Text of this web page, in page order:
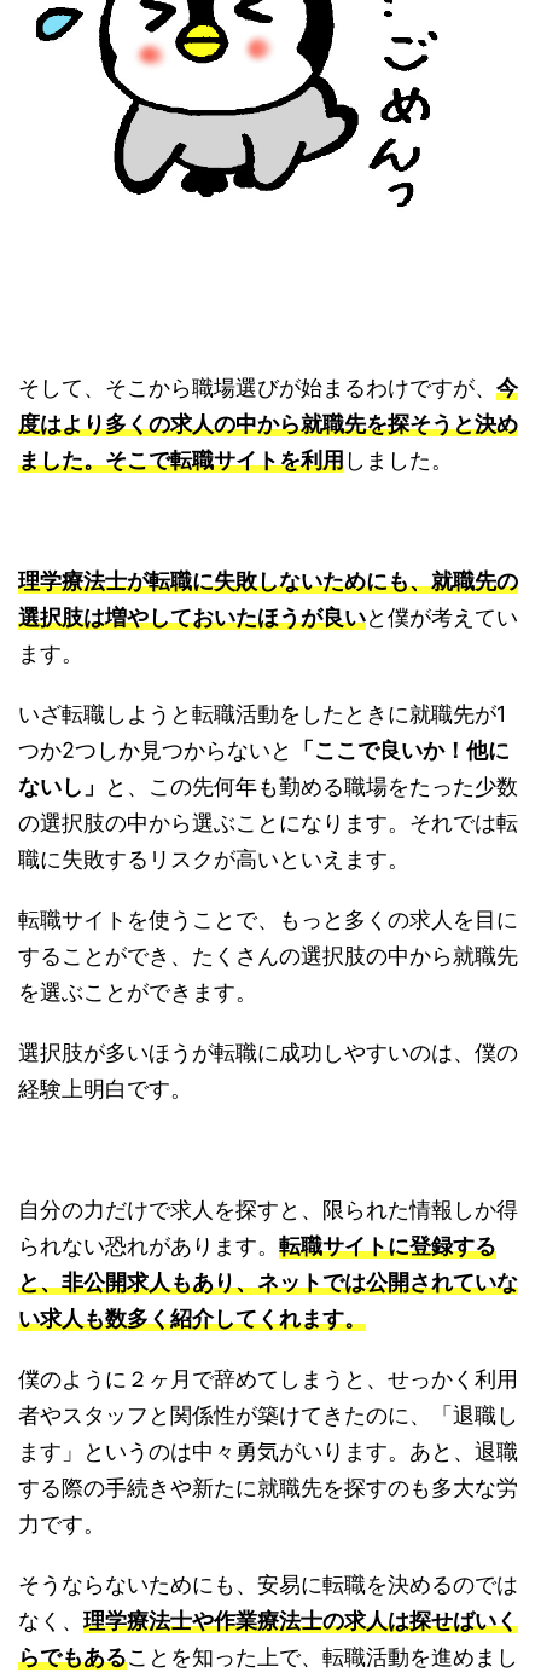
そして、そこから職場選びが始まるわけですが、 今
度はより多くの求人の中から就職先を探そうと決め
ました。そこで転職サイトを利用しました。
理学療法士が転職に失敗しないためにも、就職先の
選択肢は増やしておいたほうが良いと僕が考えてい
ます。
いざ転職しようと転職活動をしたときに就職先が1
つか2つしか見つからないと
「ここで良いか！他に
ないし」
と、この先何年も勤める職場をたった少数
の選択肢の中から選ぶことになります。それでは転
職に失敗するリスクが高いといえます。
転職サイトを使うことで、もっと多くの求人を目に
することができ、たくさんの選択肢の中から就職先
を選ぶことができます。
選択肢が多いほうが転職に成功しやすいのは、僕の
経験上明白です。
自分の力だけで求人を探すと、限られた情報しか得
られない恐れがあります。 転職サイトに登録する
と、非公開求人もあり、ネットでは公開されていな
い求人も数多く紹介してくれます。
僕のように２ヶ月で辞めてしまうと、せっかく利用
者やスタッフと関係性が築けてきたのに、「退職し
ます」というのは中々勇気がいります。あと、退職
する際の手続きや新たに就職先を探すのも多大な労
力です。
そうならないためにも、安易に転職を決めるのでは
なく、 理学療法士や作業療法士の求人は探せばいく
らでもあることを知った上で、転職活動を進めまし